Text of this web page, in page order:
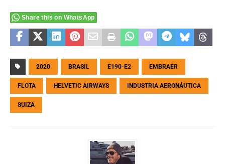
Share this on WhatsApp
2020 BRASIL E190-E2 EMBRAER
FLOTA HELVETIC AIRWAYS INDUSTRIA AERONÁUTICA
SUIZA